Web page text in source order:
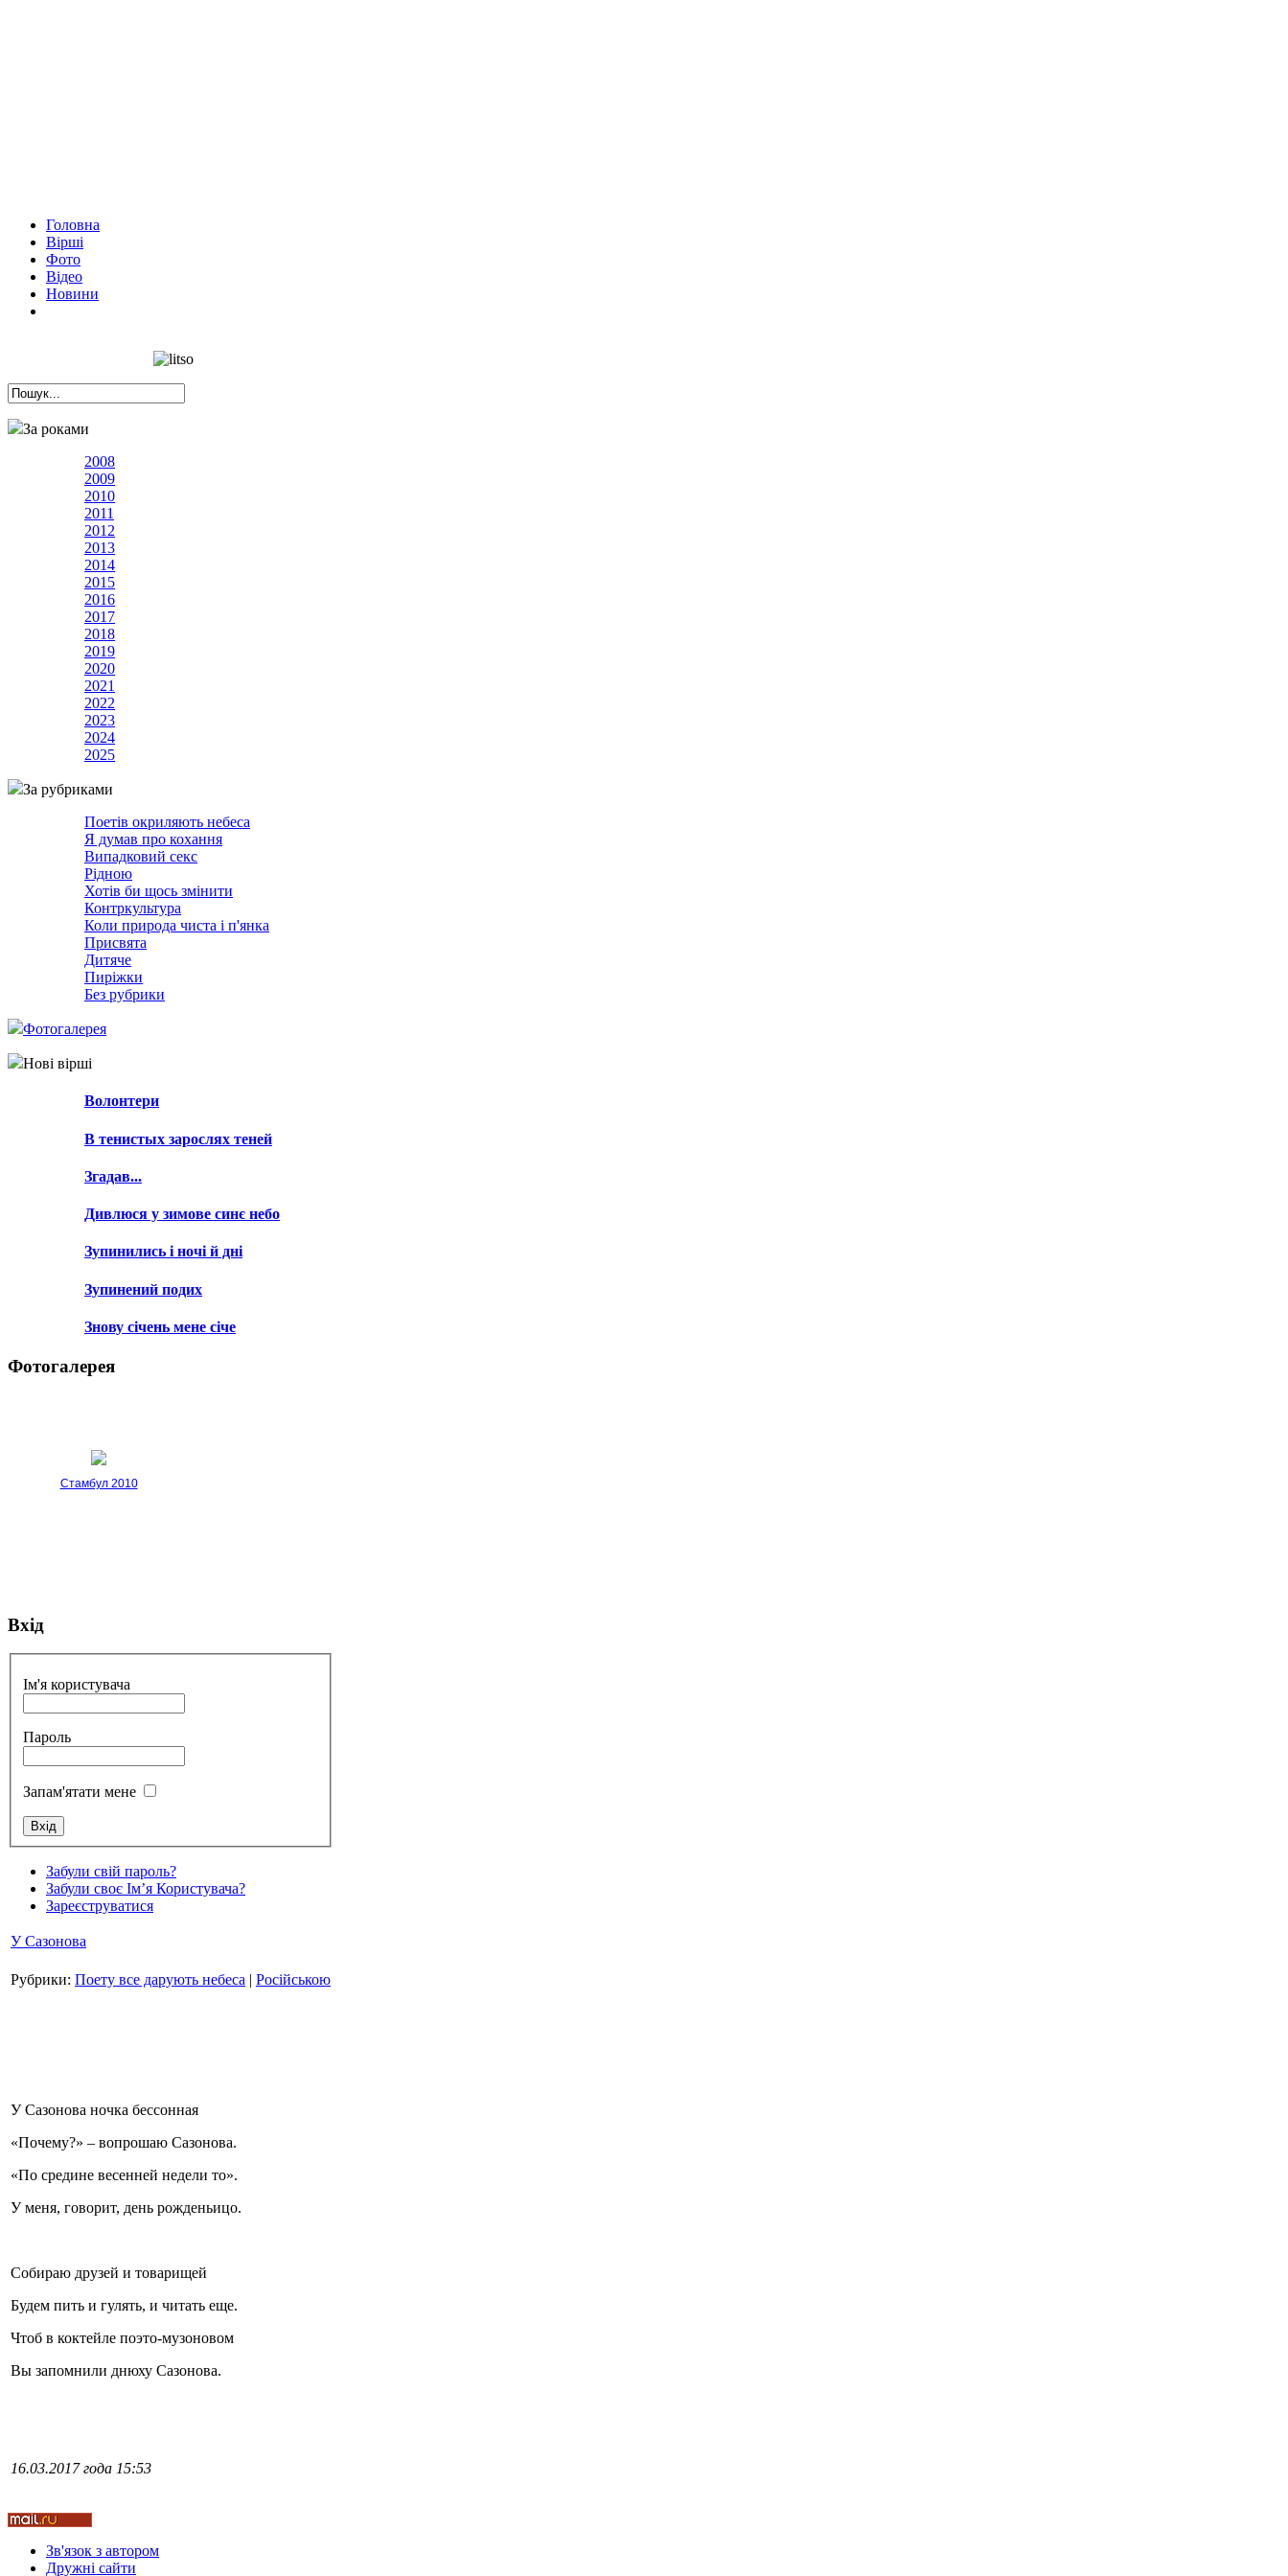
Головна
Вірші
Фото
Відео
Новини
За роками
2008
2009
2010
2011
2012
2013
2014
2015
2016
2017
2018
2019
2020
2021
2022
2023
2024
2025
За рубриками
Поетів окриляють небеса
Я думав про кохання
Випадковий секс
Рідною
Хотів би щось змінити
Контркультура
Коли природа чиста і п'янка
Присвята
Дитяче
Пиріжки
Без рубрики
Фотогалерея
Нові вірші
Волонтери
В тенистых зарослях теней
Згадав...
Дивлюся у зимове синє небо
Зупинились і ночі й дні
Зупинений подих
Знову січень мене січе
Фотогалерея
Стамбул 2010
Стамбул 2010
Стамбул 2010
Вхід
Ім'я користувача
Пароль
Запам'ятати мене
Забули свій пароль?
Забули своє Ім’я Користувача?
Зареєструватися
У Сазонова
Рубрики: Поету все дарують небеса | Російською
У Сазонова ночка бессонная
«Почему?» – вопрошаю Сазонова.
«По средине весенней недели то».
У меня, говорит, день рожденьицо.
Собираю друзей и товарищей
Будем пить и гулять, и читать еще.
Чтоб в коктейле поэто-музоновом
Вы запомнили днюху Сазонова.
16.03.2017 года 15:53
Зв'язок з автором
Дружні cайти